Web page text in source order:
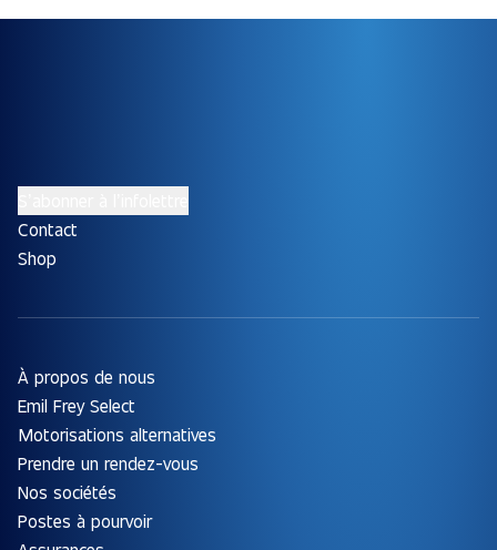
Contact
Shop
À propos de nous
Emil Frey Select
Motorisations alternatives
Prendre un rendez-vous
Nos sociétés
Postes à pourvoir